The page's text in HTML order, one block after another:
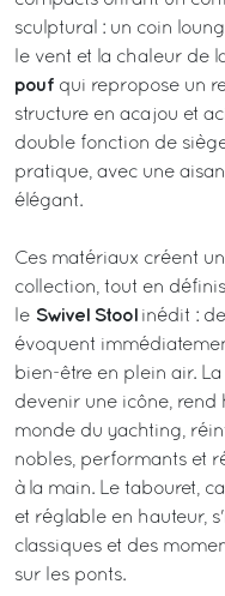
sculptural : un coin
le vent et la chaleur de
pouf qui repropose un
structure en acajou et
double fonction de
pratique, avec une
élégant.
Ces matériaux créent
collection, tout en
le Swivel Stool inédit :
évoquent
bien-être en plein air.
devenir une icône,
monde du yachting,
nobles, performants et
à la main. Le tabouret,
et réglable en hauteur,
classiques et des
sur les ponts.